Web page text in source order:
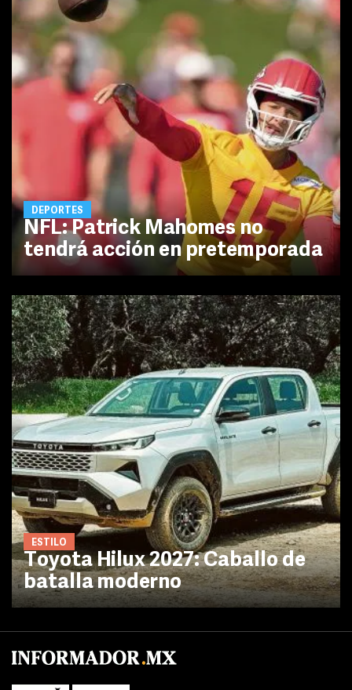
DEPORTES
NFL: Patrick Mahomes no
tendrá acción en pretemporada
ESTILO
Toyota Hilux 2027: Caballo de
batalla moderno